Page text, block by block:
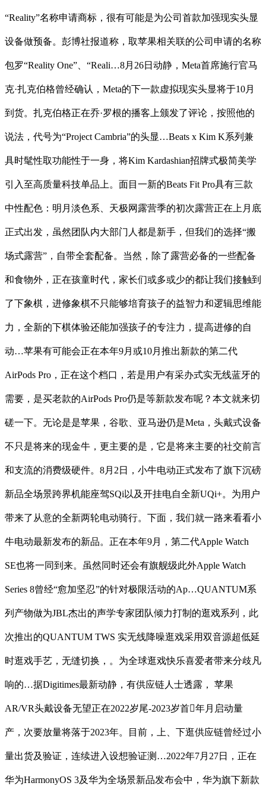
“Reality”名称申请商标，很有可能是为公司首款加强现实头显
设备做预备。彭博社报道称，取苹果相关联的公司申请的名称
包罗“Reality One”、“Reali…8月26日动静，Meta首席施行官马
克·扎克伯格曾经确认，Meta的下一款虚拟现实头显将于10月
到货。扎克伯格正在乔·罗根的播客上颁发了评论，按照他的
说法，代号为“Project Cambria”的头显…Beats x Kim K系列兼
具时髦性取功能性于一身，将Kim Kardashian招牌式极简美学
引入至高质量科技单品上。面目一新的Beats Fit Pro具有三款
中性配色：明月淡色系、天极网露营季的初次露营正在上月底
正式出发，虽然团队内大部门人都是新手，但我们的选择“搬
场式露营”，自带全套配备。当然，除了露营必备的一些配备
和食物外，正在孩童时代，家长们或多或少的都让我们接触到
了下象棋，进修象棋不只能够培育孩子的益智力和逻辑思维能
力，全新的下棋体验还能加强孩子的专注力，提高进修的自
动…苹果有可能会正在本年9月或10月推出新款的第二代
AirPods Pro，正在这个档口，若是用户有采办式实无线蓝牙的
需要，是买老款的AirPods Pro仍是等新款发布呢？本文就来切
磋一下。无论是是苹果，谷歌、亚马逊仍是Meta，头戴式设备
不只是将来的现金牛，更主要的是，它是将来主要的社交前言
和支流的消费级硬件。8月2日，小牛电动正式发布了旗下沉磅
新品全场景跨界机能座驾SQi以及开挂电自全新UQi+。为用户
带来了从意的全新两轮电动骑行。下面，我们就一路来看看小
牛电动最新发布的新品。正在本年9月，第二代Apple Watch
SE也将一同到来。虽然同时还会有旗舰级此外Apple Watch
Series 8曾经“愈加坚忍”的针对极限活动的Ap…QUANTUM系
列产物做为JBL杰出的声学专家团队倾力打制的逛戏系列，此
次推出的QUANTUM TWS 实无线降噪逛戏采用双音源超低延
时逛戏手艺，无缝切换，。为全球逛戏快乐喜爱者带来分歧凡
响的…据Digitimes最新动静，有供应链人士透露， 苹果
AR/VR头戴设备无望正在2022岁尾-2023岁首年月启动量
产，次要放量将落于2023年。目前，上、下逛供应链曾经过小
量出货及验证，连续进入设想验证测…2022年7月27日，正在
华为HarmonyOS 3及华为全场景新品发布会中，华为旗下新款